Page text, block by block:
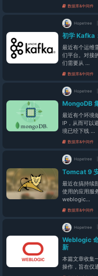
数据库&中间件
Hopetree
初学 Kafka
最近有个运维
们平台。对接
们需要从 ...
数据库&中间件
Hopetree
MongoDB
最近有个环境
IP，从而可以
境已经下线 ...
数据库&中间件
Hopetree
Tomcat 9
最近在搞持续
使用的应用服
weblogic...
数据库&中间件
Hopetree
Weblogic
新
本篇文章收集
操作，旨在仅